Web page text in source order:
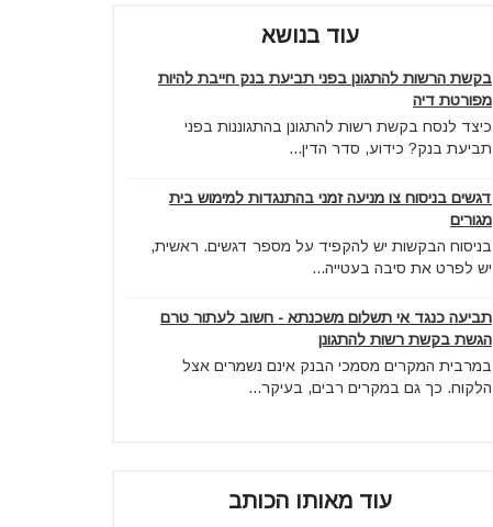
עוד בנושא
בקשת הרשות להתגונן בפני תביעת בנק חייבת להיות
מפורטת דיה
כיצד לנסח בקשת רשות להתגונן בהתגוננות בפני
תביעת בנק? כידוע, סדר הדין...
דגשים בניסוח צו מניעה זמני בהתנגדות למימוש בית
מגורים
בניסוח הבקשות יש להקפיד על מספר דגשים. ראשית,
יש לפרט את סיבה בעטייה...
תביעה כנגד אי תשלום משכנתא - חשוב לעתור טרם
הגשת בקשת רשות להתגונן
במרבית המקרים מסמכי הבנק אינם נשמרים אצל
הלקוח. כך גם במקרים רבים, בעיקר...
עוד מאותו הכותב